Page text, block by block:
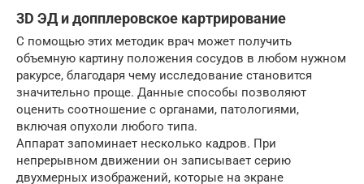
3D ЭД и допплеровское картрирование
С помощью этих методик врач может получить
объемную картину положения сосудов в любом нужном
ракурсе, благодаря чему исследование становится
значительно проще. Данные способы позволяют
оценить соотношение с органами, патологиями,
включая опухоли любого типа.
Аппарат запоминает несколько кадров. При
непрерывном движении он записывает серию
двухмерных изображений, которые на экране